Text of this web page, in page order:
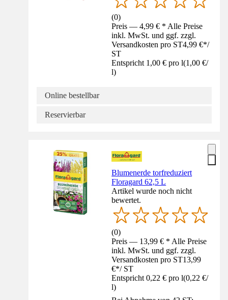
(0)
Preis — 4,99 € * Alle Preise
inkl. MwSt. und ggf. zzgl.
Versandkosten pro ST4,99 €*/
ST
Entspricht 1,00 € pro l(1,00 €/
l)
Online bestellbar
Reservierbar
Blumenerde torfreduziert
Floragard 62,5 L
Artikel wurde noch nicht
bewertet.
(0)
Preis — 13,99 € * Alle Preise
inkl. MwSt. und ggf. zzgl.
Versandkosten pro ST13,99
€*/ ST
Entspricht 0,22 € pro l(0,22 €/
l)